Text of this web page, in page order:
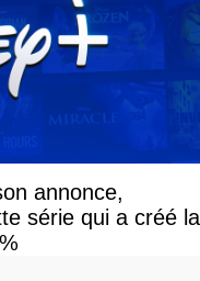
annonce,
série qui a créé la